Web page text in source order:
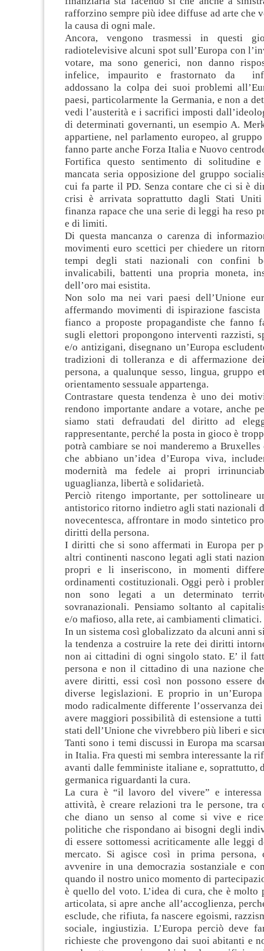
rafforzino sempre più idee diffuse ad arte che
la causa di ogni male.
Ancora, vengono trasmessi in questi
radiotelevisive alcuni spot sull’Europa con
votare, ma sono generici, non danno
infelice, impaurito e frastornato da
addossano la colpa dei suoi problemi
paesi, particolarmente la Germania, e non a
vedi l’austerità e i sacrifici imposti
di determinati governanti, un esempio A.
appartiene, nel parlamento europeo, al
fanno parte anche Forza Italia e Nuovo
Fortifica questo sentimento di solitudine
mancata seria opposizione del gruppo
cui fa parte il PD. Senza contare che ci si è
crisi è arrivata soprattutto dagli Stati
finanza rapace che una serie di leggi ha reso
e di limiti.
Di questa mancanza o carenza di
movimenti euro scettici per chiedere un
tempi degli stati nazionali con confini
invalicabili, battenti una propria moneta,
dell’oro mai esistita.
Non solo ma nei vari paesi dell’Unione
affermando movimenti di ispirazione fascista
fianco a proposte propagandiste che fanno
sugli elettori propongono interventi razzisti,
e/o antizigani, disegnano un’Europa
tradizioni di tolleranza e di affermazione
persona, a qualunque sesso, lingua, gruppo
orientamento sessuale appartenga.
Contrastare questa tendenza è uno dei
rendono importante andare a votare, anche
siamo stati defraudati del diritto ad
rappresentante, perché la posta in gioco è
potrà cambiare se noi manderemo a
che abbiano un’idea d’Europa viva,
modernità ma fedele ai propri
uguaglianza, libertà e solidarietà.
Perciò ritengo importante, per sottolineare
antistorico ritorno indietro agli stati nazionali
novecentesca, affrontare in modo sintetico
diritti della persona.
I diritti che si sono affermati in Europa per
altri continenti nascono legati agli stati
propri e li inseriscono, in momenti
ordinamenti costituzionali. Oggi però i
non sono legati a un determinato
sovranazionali. Pensiamo soltanto al
e/o mafioso, alla rete, ai cambiamenti climatici.
In un sistema così globalizzato da alcuni anni
la tendenza a costruire la rete dei diritti
non ai cittadini di ogni singolo stato. E’ il
persona e non il cittadino di una nazione
avere diritti, essi così non possono essere
diverse legislazioni. E proprio in
modo radicalmente differente l’osservanza
avere maggiori possibilità di estensione a
stati dell’Unione che vivrebbero più liberi e
Tanti sono i temi discussi in Europa ma
in Italia. Fra questi mi sembra interessante la
avanti dalle femministe italiane e, soprattutto,
germanica riguardanti la cura.
La cura è “il lavoro del vivere” e
attività, è creare relazioni tra le persone, tra
che diano un senso al come si vive e
politiche che rispondano ai bisogni degli
di essere sottomessi acriticamente alle leggi
mercato. Si agisce così in prima persona,
avvenire in una democrazia sostanziale e
quando il nostro unico momento di
è quello del voto. L’idea di cura, che è molto
articolata, si apre anche all’accoglienza,
esclude, che rifiuta, fa nascere egoismi,
sociale, ingiustizia. L’Europa perciò deve
richieste che provengono dai suoi abitanti e